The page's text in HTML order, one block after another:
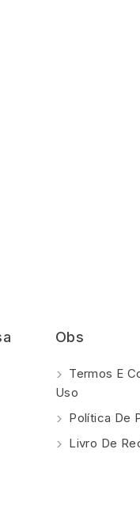
Obs
Termos E
Uso
Polí­tica De
Livro De